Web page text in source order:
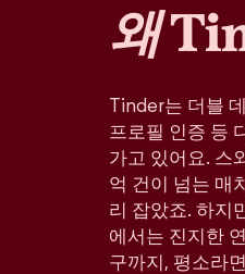
왜
Tinder는 더블
프로필 인증 등
가고 있어요. 스
억 건이 넘는 매
리 잡았죠. 하지
에서는 진지한
구까지, 평소라